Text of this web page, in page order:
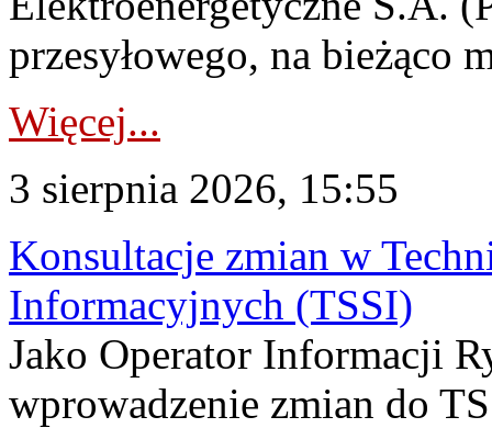
przesyłowego, na bieżąco
Więcej...
3 sierpnia 2026, 15:55
Konsultacje zmian w
Informacyjnych (TSSI)
Jako Operator Informacji
wprowadzenie zmian do